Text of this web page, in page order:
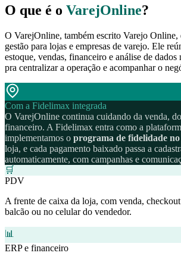
O que é o VarejOnline?
O VarejOnline, também escrito Varejo Online,
gestão para lojas e empresas de varejo. Ele
estoque, vendas, financeiro e análise de dados
pra centralizar a operação e acompanhar o
Com a Fidelimax integrada
O VarejOnline continua cuidando da venda,
financeiro. A Fidelimax entra como a
implementamos o programa de fidelidade
loja, e cada pagamento baixado passa a
automaticamente, com campanhas e
🛒
PDV
A frente de caixa da loja, com venda,
balcão ou no celular do vendedor.
📊
ERP e financeiro